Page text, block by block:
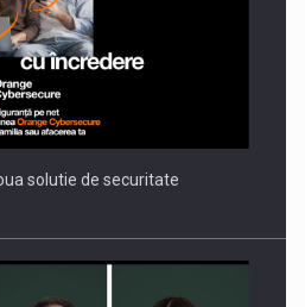
COMPANIES ON THE
SCENE
solutie de securitate